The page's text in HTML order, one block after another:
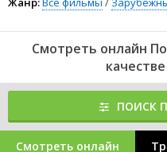
Смотреть онлайн
ПОИСК
Смотреть онлайн